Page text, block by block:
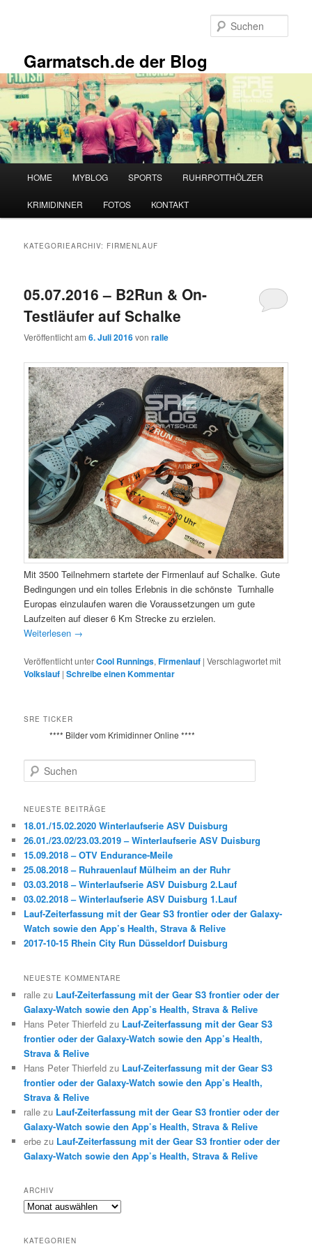
Garmatsch.de der Blog
HOME MYBLOG SPORTS RUHRPOTTHÖLZER
KRIMIDINNER FOTOS KONTAKT
KATEGORIEARCHIV: FIRMENLAUF
05.07.2016 – B2Run & On-
Testläufer auf Schalke
Veröffentlicht am6. Juli 2016vonralle
Mit 3500 Teilnehmern startete der Firmenlauf auf Schalke. Gute
Bedingungen und ein tolles Erlebnis in die schönste Turnhalle
Europas einzulaufen waren die Voraussetzungen um gute
Laufzeiten auf dieser 6 Km Strecke zu erzielen.
Weiterlesen →
Veröffentlicht unterCool Runnings,Firmenlauf |Verschlagwortet mit
Volkslauf |Schreibe einen Kommentar
SRE TICKER
**** Bilder vom Krimidinner Online ****
u
h
n
NEUESTE BEITRÄGE
18.01./15.02.2020 Winterlaufserie ASV Duisburg
26.01./23.02/23.03.2019 – Winterlaufserie ASV Duisburg
15.09.2018 – OTV Endurance-Meile
25.08.2018 – Ruhrauenlauf Mülheim an der Ruhr
03.03.2018 – Winterlaufserie ASV Duisburg 2.Lauf
03.02.2018 – Winterlaufserie ASV Duisburg 1.Lauf
Lauf-Zeiterfassung mit der Gear S3 frontier oder der Galaxy-
Watch sowie den App’s Health, Strava & Relive
2017-10-15 Rhein City Run Düsseldorf Duisburg
NEUESTE KOMMENTARE
ralle zu Lauf-Zeiterfassung mit der Gear S3 frontier oder der
Galaxy-Watch sowie den App’s Health, Strava & Relive
Hans Peter Thierfeld zu Lauf-Zeiterfassung mit der Gear S3
frontier oder der Galaxy-Watch sowie den App’s Health,
Strava & Relive
Hans Peter Thierfeld zu Lauf-Zeiterfassung mit der Gear S3
frontier oder der Galaxy-Watch sowie den App’s Health,
Strava & Relive
ralle zu Lauf-Zeiterfassung mit der Gear S3 frontier oder der
Galaxy-Watch sowie den App’s Health, Strava & Relive
erbe zu Lauf-Zeiterfassung mit der Gear S3 frontier oder der
Galaxy-Watch sowie den App’s Health, Strava & Relive
ARCHIV
Archiv
KATEGORIEN